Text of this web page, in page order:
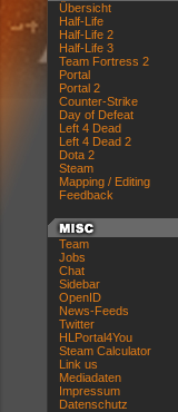
Übersicht
Half-Life
Half-Life 2
Half-Life 3
Team Fortress 2
Portal
Portal 2
Counter-Strike
Day of Defeat
Left 4 Dead
Left 4 Dead 2
Dota 2
Steam
Mapping / Editing
Feedback
Team
Jobs
Chat
Sidebar
OpenID
News-Feeds
Twitter
HLPortal4You
Steam Calculator
Link us
Mediadaten
Impressum
Datenschutz